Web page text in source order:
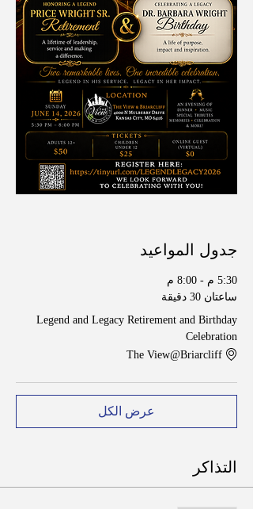
جدول المواعيد
5:30 م - 8:00 م
ساعتان 30 دقيقة
Legend and Legacy Retirement and Birthday
Celebration
The View@Briarcliff
عرض الكل
التذاكر